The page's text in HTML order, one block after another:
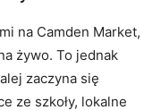
na Camden Market,
żywo. To jednak
zaczyna się
ze szkoły, lokalne